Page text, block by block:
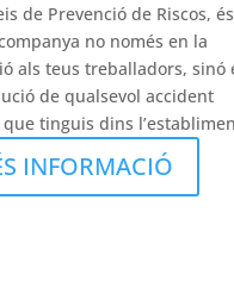
de Prevenció de Riscos,
no només en la
als teus treballadors, sinó
de qualsevol accident
tinguis dins
INFORMACIÓ